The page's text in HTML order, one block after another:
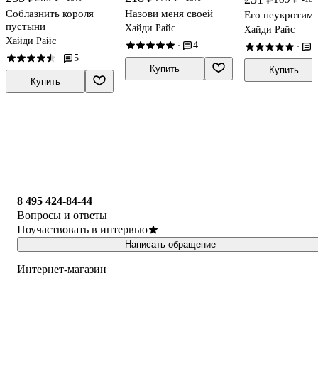
Соблазнить короля
пустыни
Хайди Райс
· 5
Купить
Назови меня своей
Хайди Райс
· 4
Купить
Его
Хайди Райс
·
Купить
8 495 424-84-44
Вопросы и ответы
Поучаствовать в интервью
Написать обращение
Интернет-магазин